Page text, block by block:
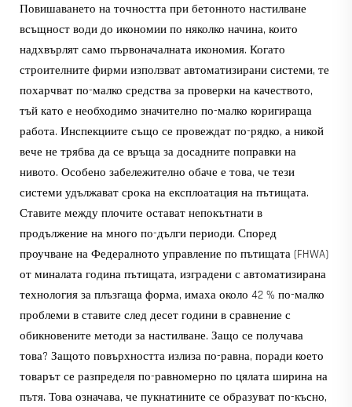
Повишаването на точността при бетонното настилване
всъщност води до икономии по няколко начина, които
надхвърлят само първоначалната икономия. Когато
строителните фирми използват автоматизирани системи, те
похарчват по-малко средства за проверки на качеството,
тъй като е необходимо значително по-малко коригираща
работа. Инспекциите също се провеждат по-рядко, а никой
вече не трябва да се връща за досадните поправки на
нивото. Особено забележително обаче е това, че тези
системи удължават срока на експлоатация на пътищата.
Ставите между плочите остават непокътнати в
продължение на много по-дълги периоди. Според
проучване на Федералното управление по пътищата (FHWA)
от миналата година пътищата, изградени с автоматизирана
технология за плъзгаща форма, имаха около 42 % по-малко
проблеми в ставите след десет години в сравнение с
обикновените методи за настилване. Защо се получава
това? Защото повърхността излиза по-равна, поради което
товарът се разпределя по-равномерно по цялата ширина на
пътя. Това означава, че пукнатините се образуват по-късно,